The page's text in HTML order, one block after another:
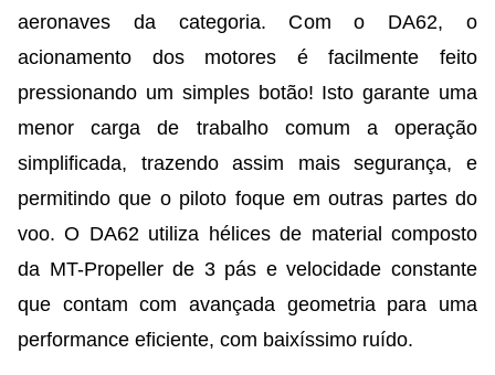
aeronaves da categoria. Com o DA62, o
acionamento dos motores é facilmente feito
pressionando um simples botão! Isto garante uma
menor carga de trabalho comum a operação
simplificada, trazendo assim mais segurança, e
permitindo que o piloto foque em outras partes do
voo. O DA62 utiliza hélices de material composto
da MT-Propeller de 3 pás e velocidade constante
que contam com avançada geometria para uma
performance eficiente, com baixíssimo ruído.